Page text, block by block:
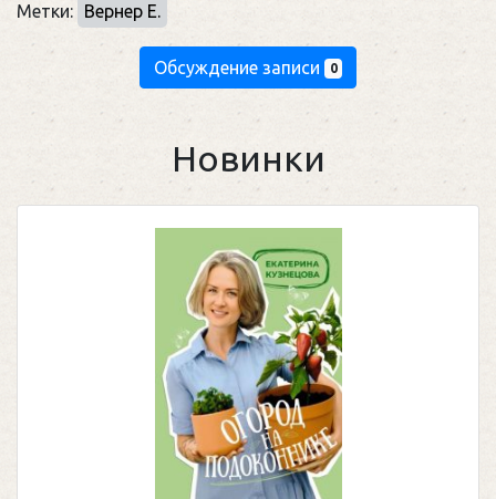
Метки: Вернер Е.
Обсуждение записи 0
Новинки